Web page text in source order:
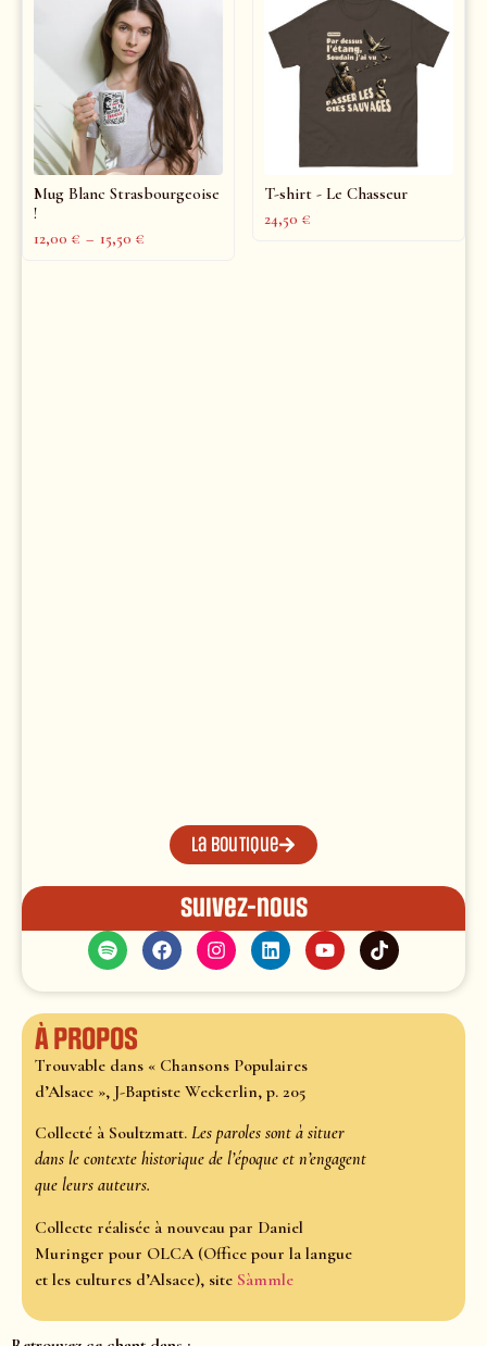
Mug Blanc Strasbourgeoise
!
12,00 € – 15,50 €
T-shirt - Le Chasseur
24,50 €
La boutique
Suivez-nous
À propos
Trouvable dans « Chansons Populaires
d’Alsace », J-Baptiste Weckerlin, p. 205
Collecté à Soultzmatt. Les paroles sont à situer
dans le contexte historique de l’époque et n’engagent
que leurs auteurs.
Collecte réalisée à nouveau par Daniel
Muringer pour OLCA (Office pour la langue
et les cultures d’Alsace), site Sàmmle